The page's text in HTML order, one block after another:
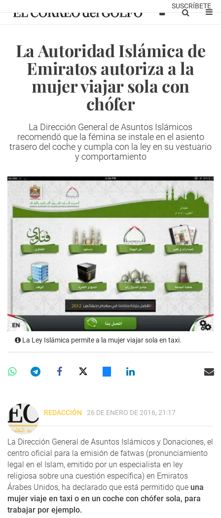
SUSCRÍBETE
La Autoridad Islámica de
Emiratos autoriza a la
mujer viajar sola con
chófer
La Dirección General de Asuntos Islámicos
recomendó que la fémina se instale en el asiento
trasero del coche y cumpla con la ley en su vestuario
y comportamiento
La Ley Islámica permite a la mujer viajar sola en taxi.
REDACCIÓN 26 DE ENERO DE 2016, 21:17
La Dirección General de Asuntos Islámicos y Donaciones, el
centro oficial para la emisión de fatwas (pronunciamiento
legal en el Islam, emitido por un especialista en ley
religiosa sobre una cuestión específica) en Emiratos
Árabes Unidos, ha declarado que está permitido que una
mujer viaje en taxi o en un coche con chófer sola, para
trabajar por ejemplo.